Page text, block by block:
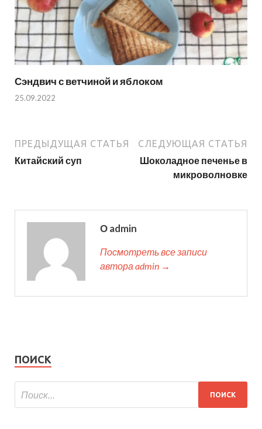
Сэндвич с ветчиной и яблоком
25.09.2022
ПРЕДЫДУЩАЯ СТАТЬЯ
Китайский суп
СЛЕДУЮЩАЯ СТАТЬЯ
Шоколадное печенье в
микроволновке
О admin
Посмотреть все записи
автора admin →
ПОИСК